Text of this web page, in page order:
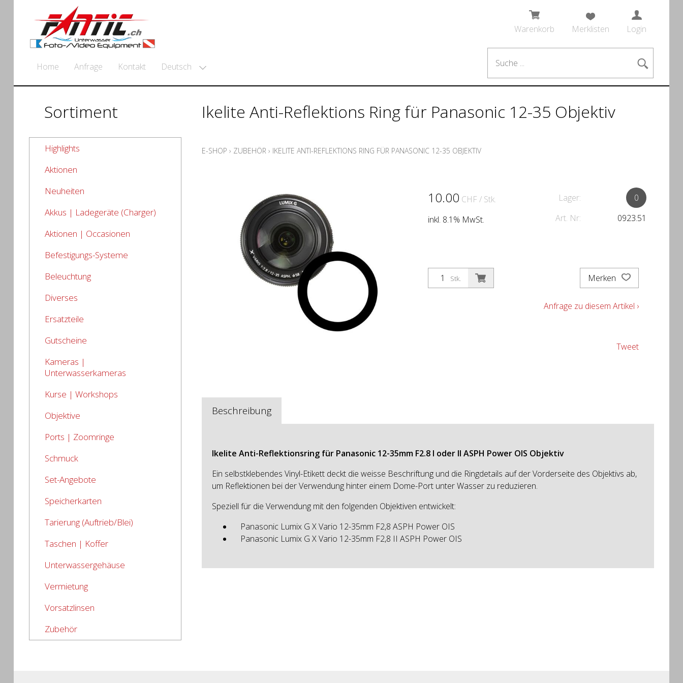
Warenkorb Merklisten Login
Home Anfrage Kontakt Deutsch
Sortiment
Highlights
Aktionen
Neuheiten
Akkus | Ladegeräte (Charger)
Aktionen | Occasionen
Befestigungs-Systeme
Beleuchtung
Diverses
Ersatzteile
Gutscheine
Kameras |
Unterwasserkameras
Kurse | Workshops
Objektive
Ports | Zoomringe
Schmuck
Set-Angebote
Speicherkarten
Tarierung (Auftrieb/Blei)
Taschen | Koffer
Unterwassergehäuse
Vermietung
Vorsatzlinsen
Zubehör
Ikelite Anti-Reflektions Ring für Panasonic 12-35 Objektiv
E-SHOP › ZUBEHÖR › IKELITE ANTI-REFLEKTIONS RING FÜR PANASONIC 12-35 OBJEKTIV
10.00 CHF / Stk.
inkl. 8.1% MwSt.
Lager:
0
Art. Nr:
0923.51
Stk. Merken
Anfrage zu diesem Artikel ›
Tweet
Beschreibung
Ikelite Anti-Reflektionsring für Panasonic 12-35mm F2.8 I oder II ASPH Power OIS Objektiv
Ein selbstklebendes Vinyl-Etikett deckt die weisse Beschriftung und die Ringdetails auf der Vorderseite des Objektivs ab,
um Reflektionen bei der Verwendung hinter einem Dome-Port unter Wasser zu reduzieren.
Speziell für die Verwendung mit den folgenden Objektiven entwickelt:
Panasonic Lumix G X Vario 12-35mm F2,8 ASPH Power OIS
Panasonic Lumix G X Vario 12-35mm F2,8 II ASPH Power OIS